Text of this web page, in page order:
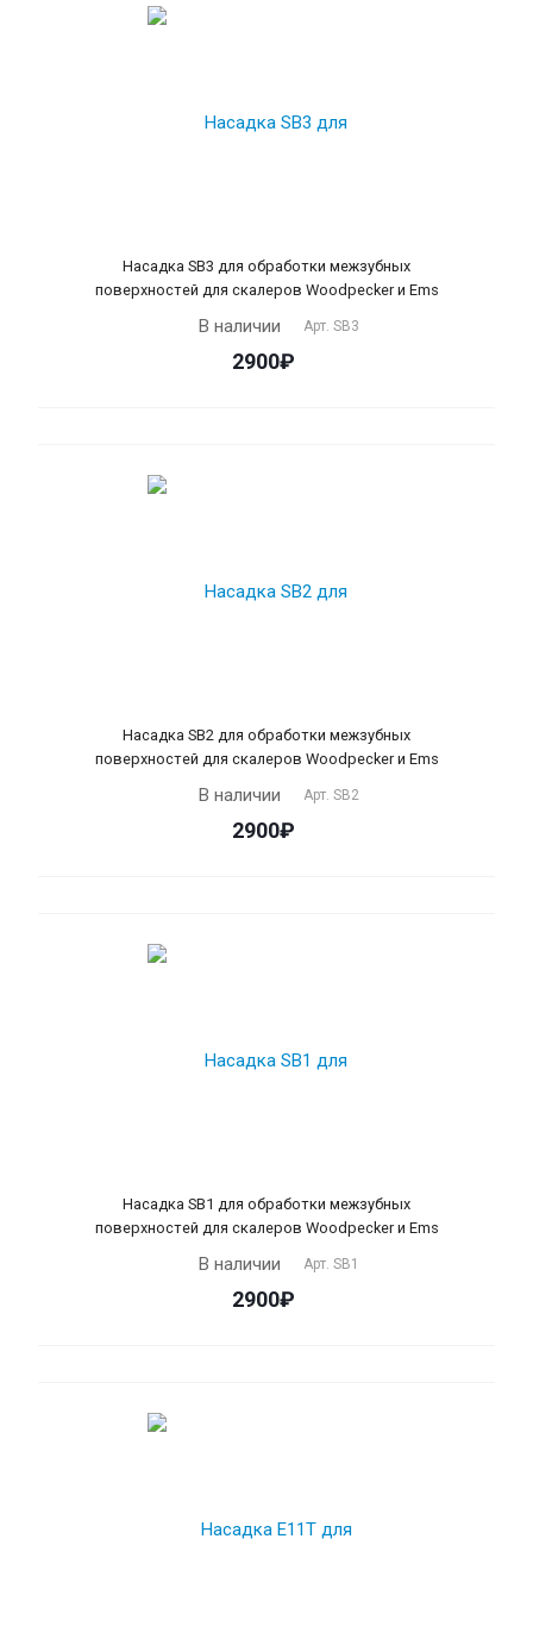
Насадка SB3 для обработки межзубных
поверхностей для скалеров Woodpecker и Ems
В наличии Арт. SB3
2900₽
Насадка SB2 для обработки межзубных
поверхностей для скалеров Woodpecker и Ems
В наличии Арт. SB2
2900₽
Насадка SB1 для обработки межзубных
поверхностей для скалеров Woodpecker и Ems
В наличии Арт. SB1
2900₽